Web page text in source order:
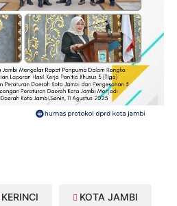
KERINCI KOTA JAMBI